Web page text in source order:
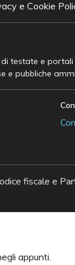
e Cookie
testate e portali
e pubbliche
fiscale e
appunti.